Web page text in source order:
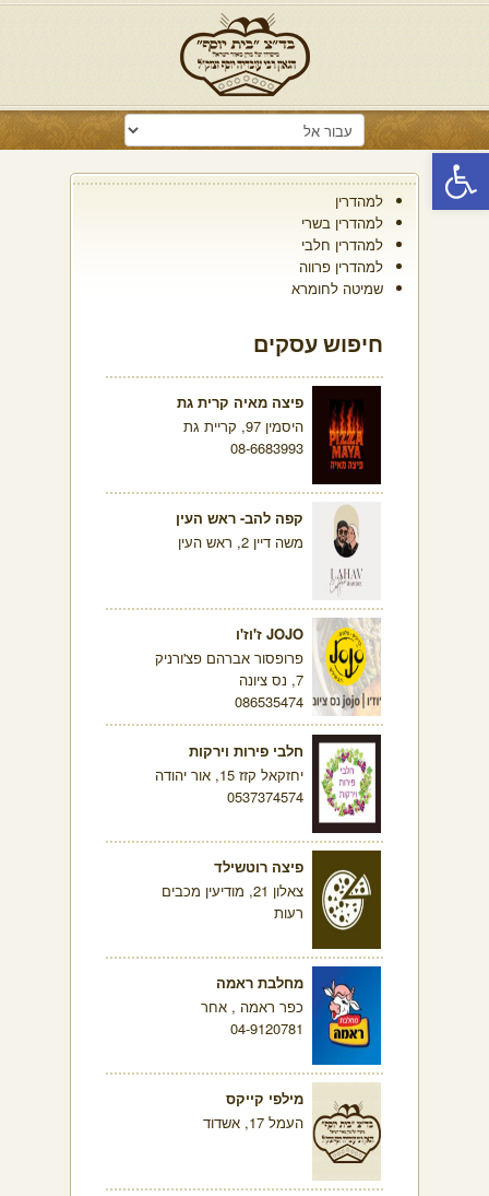
פתח סרגל נגישות
למהדרין
למהדרין בשרי
למהדרין חלבי
למהדרין פרווה
שמיטה לחומרא
חיפוש עסקים
פיצה מאיה קרית גת
היסמין 97, קריית גת
08-6683993
קפה להב- ראש העין
משה דיין 2, ראש העין
JOJO ז'וז'ו
פרופסור אברהם פצ'ורניק
7, נס ציונה
086535474
חלבי פירות וירקות
יחזקאל קזז 15, אור יהודה
0537374574
פיצה רוטשילד
צאלון 21, מודיעין מכבים
רעות
מחלבת ראמה
כפר ראמה , אחר
04-9120781
מילפי קייקס
העמל 17, אשדוד